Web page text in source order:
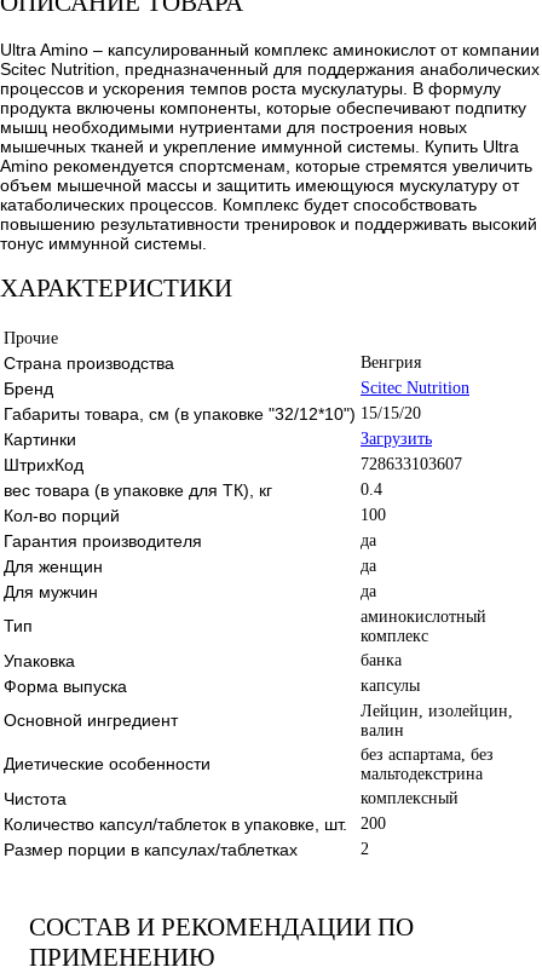
Ultra Amino – капсулированный комплекс аминокислот от компании
Scitec Nutrition, предназначенный для поддержания анаболических
процессов и ускорения темпов роста мускулатуры. В формулу
продукта включены компоненты, которые обеспечивают подпитку
мышц необходимыми нутриентами для построения новых
мышечных тканей и укрепление иммунной системы. Купить Ultra
Amino рекомендуется спортсменам, которые стремятся увеличить
объем мышечной массы и защитить имеющуюся мускулатуру от
катаболических процессов. Комплекс будет способствовать
повышению результативности тренировок и поддерживать высокий
тонус иммунной системы.
ХАРАКТЕРИСТИКИ
Прочие
Страна производства Венгрия
Бренд Scitec Nutrition
Габариты товара, см (в упаковке "32/12*10") 15/15/20
Картинки Загрузить
ШтрихКод 728633103607
вес товара (в упаковке для ТК), кг 0.4
Кол-во порций 100
Гарантия производителя да
Для женщин да
Для мужчин да
Тип
аминокислотный
комплекс
Упаковка банка
Форма выпуска капсулы
Основной ингредиент
Лейцин, изолейцин,
валин
Диетические особенности
без аспартама, без
мальтодекстрина
Чистота комплексный
Количество капсул/таблеток в упаковке, шт. 200
Размер порции в капсулах/таблетках 2
СОСТАВ И РЕКОМЕНДАЦИИ ПО
ПРИМЕНЕНИЮ